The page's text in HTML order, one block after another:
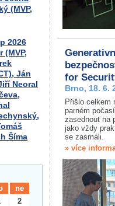
(MVP,
2026
(MVP,
Ján
Neoral
Šíma
ne
2
for
Brno, 18. 6.
Přišlo celkem
parném
zasednout na
jako vždy
se zasmáli.
» více